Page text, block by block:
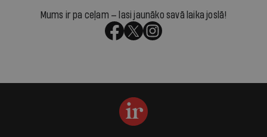
Mums ir pa ceļam — lasi jaunāko savā laika joslā!